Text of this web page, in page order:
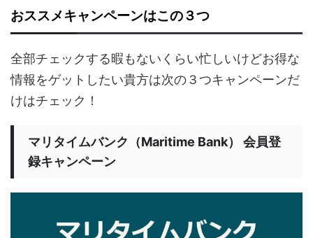
おススメキャンペーンはこの３つ
全部チェックする暇もないくらい忙しいけどお得な
情報をゲットしたい貴方は次の３つキャンペーンだ
けはチェック！
マリタイムバンク（Maritime Bank） 会員登
録キャンペーン